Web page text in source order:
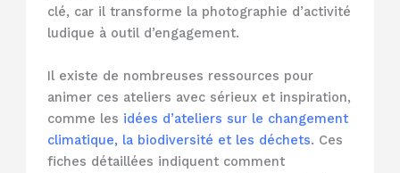
clé, car il transforme la photographie d’activité
ludique à outil d’engagement.
Il existe de nombreuses ressources pour
animer ces ateliers avec sérieux et inspiration,
comme les idées d’ateliers sur le changement
climatique, la biodiversité et les déchets. Ces
fiches détaillées indiquent comment